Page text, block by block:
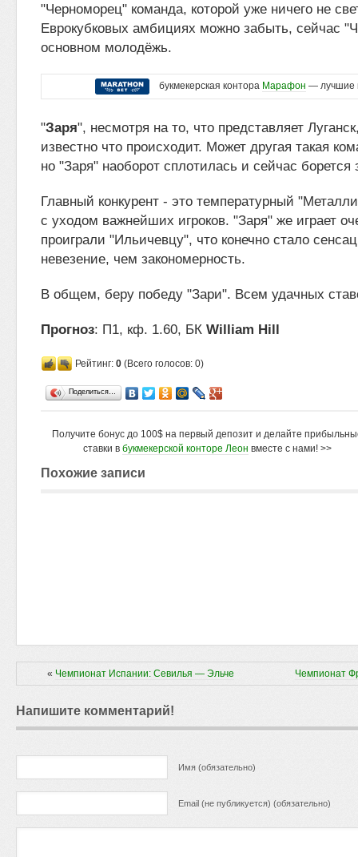
"Черноморец" команда, которой уже ничего не
Еврокубковых амбициях можно забыть, сейчас
основном молодёжь.
букмекерская контора Марафон — лучшие
"Заря", несмотря на то, что представляет
известно что происходит. Может другая такая
но "Заря" наоборот сплотилась и сейчас борется
Главный конкурент - это температурный
с уходом важнейших игроков. "Заря" же играет
проиграли "Ильичевцу", что конечно стало
невезение, чем закономерность.
В общем, беру победу "Зари". Всем удачных
Прогноз: П1, кф. 1.60, БК William Hill
Рейтинг: 0 (Всего голосов: 0)
Поделиться…
Получите бонус до 100$ на первый депозит и делайте
ставки в букмекерской конторе Леон вместе с нами! >>
Похожие записи
« Чемпионат Испании: Севилья — Эльче Чемпионат
Напишите комментарий!
Имя (обязательно)
Email (не публикуется) (обязательно)